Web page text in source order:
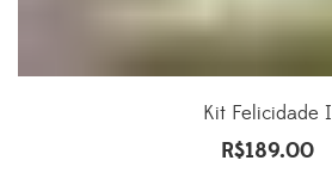
Kit Felicidade I
R$189.00